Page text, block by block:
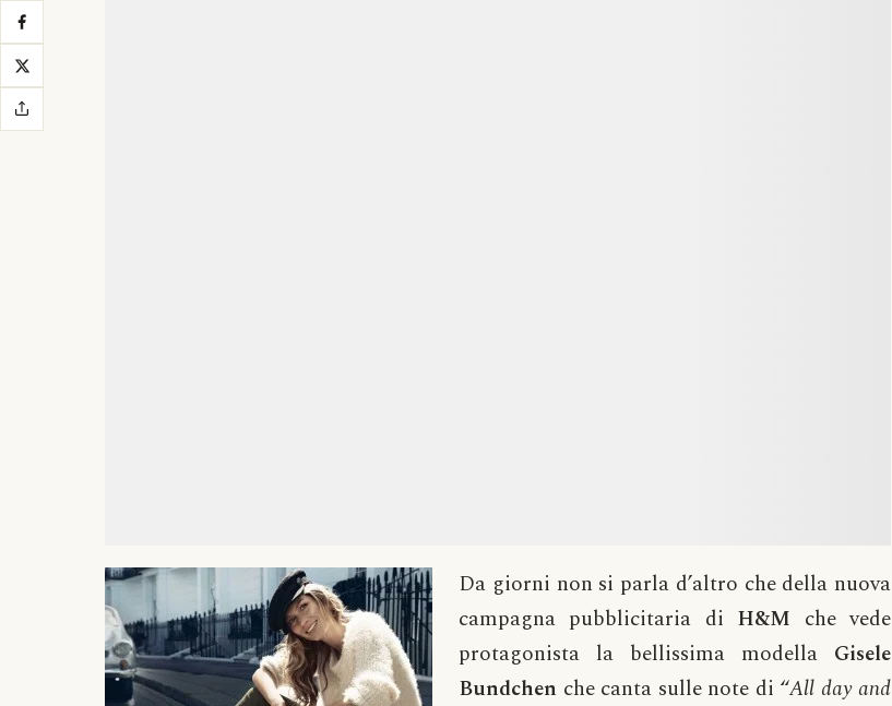
Da giorni non si parla d’altro che della nuova
campagna pubblicitaria di H&M che vede
protagonista la bellissima modella Gisele
Bundchen che canta sulle note di “All day and